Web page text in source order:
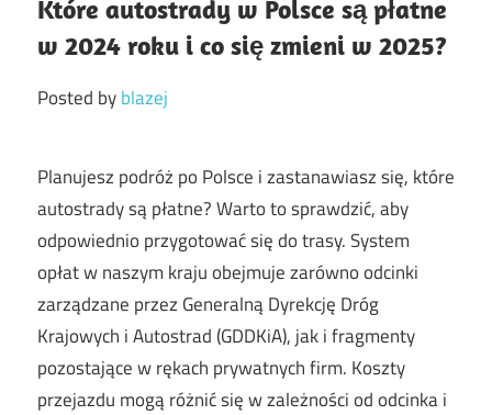
Które autostrady w Polsce są płatne
w 2024 roku i co się zmieni w 2025?
Posted byblazej
Planujesz podróż po Polsce i zastanawiasz się, które
autostrady są płatne? Warto to sprawdzić, aby
odpowiednio przygotować się do trasy. System
opłat w naszym kraju obejmuje zarówno odcinki
zarządzane przez Generalną Dyrekcję Dróg
Krajowych i Autostrad (GDDKiA), jak i fragmenty
pozostające w rękach prywatnych firm. Koszty
przejazdu mogą różnić się w zależności od odcinka i